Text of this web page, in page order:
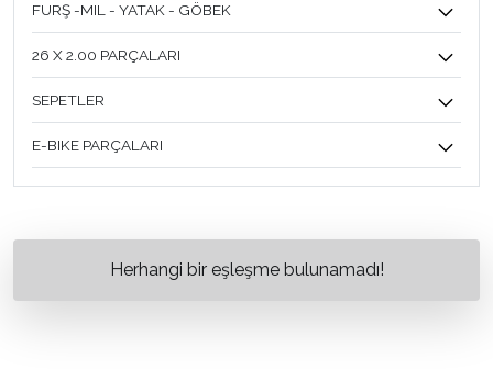
FURŞ -MIL - YATAK - GÖBEK
26 X 2.00 PARÇALARI
SEPETLER
E-BIKE PARÇALARI
Herhangi bir eşleşme bulunamadı!